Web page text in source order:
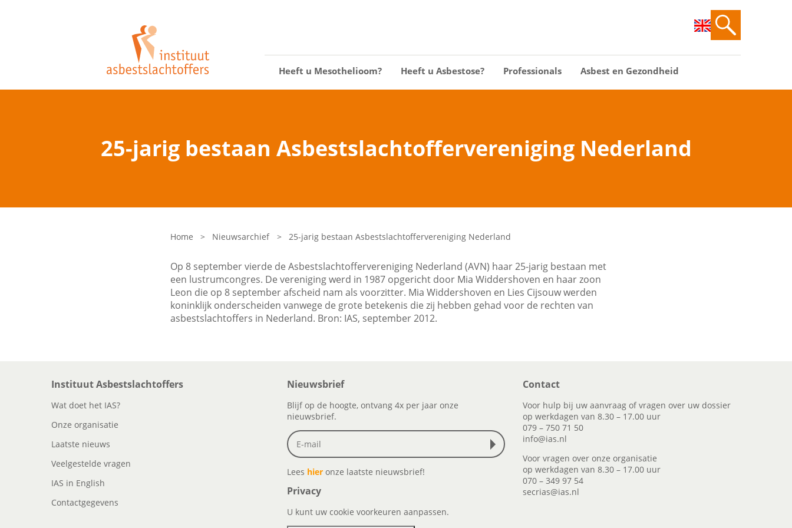
Heeft u Mesothelioom? Heeft u Asbestose? Professionals Asbest en Gezondheid
25-jarig bestaan Asbestslachtoffervereniging Nederland
Home > Nieuwsarchief > 25-jarig bestaan Asbestslachtoffervereniging Nederland
Op 8 september vierde de Asbestslachtoffervereniging Nederland (AVN) haar 25-jarig bestaan met
een lustrumcongres. De vereniging werd in 1987 opgericht door Mia Widdershoven en haar zoon
Leon die op 8 september afscheid nam als voorzitter. Mia Widdershoven en Lies Cijsouw werden
koninklijk onderscheiden vanwege de grote betekenis die zij hebben gehad voor de rechten van
asbestslachtoffers in Nederland. Bron: IAS, september 2012.
Instituut Asbestslachtoffers
Wat doet het IAS?
Onze organisatie
Laatste nieuws
Veelgestelde vragen
IAS in English
Contactgegevens
Nieuwsbrief
Blijf op de hoogte, ontvang 4x per jaar onze
nieuwsbrief.
Lees hier onze laatste nieuwsbrief!
Privacy
U kunt uw cookie voorkeuren aanpassen.
Contact
Voor hulp bij uw aanvraag of vragen over uw dossier
op werkdagen van 8.30 – 17.00 uur
079 – 750 71 50
info@ias.nl
Voor vragen over onze organisatie
op werkdagen van 8.30 – 17.00 uur
070 – 349 97 54
secrias@ias.nl